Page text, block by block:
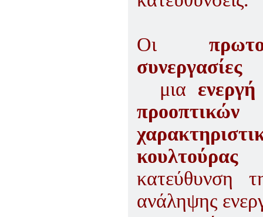
Οι
συνεργασίες
μια
κουλτούρας
κατεύθυνση
ανάληψης